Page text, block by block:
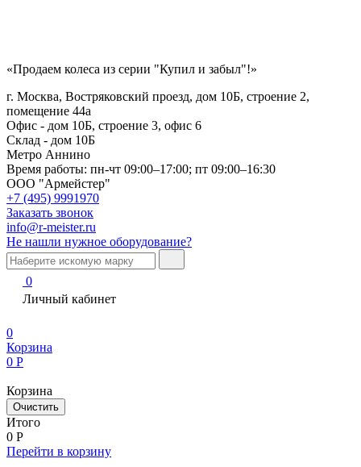
«Продаем колеса из серии "Купил и забыл"!»
г. Москва, Востряковский проезд, дом 10Б, строение 2,
помещение 44а
Офис - дом 10Б, строение 3, офис 6
Склад - дом 10Б
Метро Аннино
Время работы: пн-чт 09:00–17:00; пт 09:00–16:30
ООО "Армейстер"
+7 (495) 9991970
Заказать звонок
info@r-meister.ru
Не нашли нужное оборудование?
0
Личный кабинет
0
Корзина
0 Р
Корзина
Очистить
Итого
0 Р
Перейти в корзину